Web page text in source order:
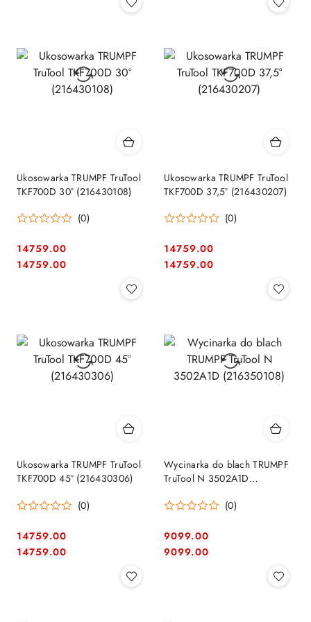
Ukosowarka TRUMPF TruTool
TKF700D 30° (216430108)
(0)
Cena:
14759.00
Cena:
14759.00
Ukosowarka TRUMPF TruTool
TKF700D 37,5° (216430207)
(0)
Cena:
14759.00
Cena:
14759.00
Ukosowarka TRUMPF TruTool
TKF700D 45° (216430306)
(0)
Cena:
14759.00
Cena:
14759.00
Wycinarka do blach TRUMPF
TruTool N 3502A1D
(0)
Cena:
9099.00
Cena:
9099.00